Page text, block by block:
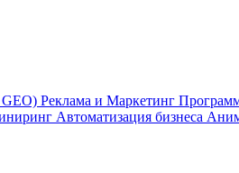
Реклама и Маркетинг
Автоматизация бизнеса